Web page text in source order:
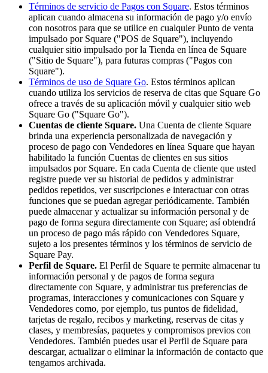
Clientes
Personal
Banca
Desarrollador
Todos los productos
Lo último
Novedades
Registro de funciones
Descubrir
Descripción general
Cambia a Square
Cafés
Servicio rápido
Servicio completo
Bares y cervecerías
Food trucks
Servicios de catering
Términos de servicio de Pagos con Square. Estos términos
aplican cuando almacena su información de pago y/o envío
con nosotros para que se utilice en cualquier Punto de venta
impulsado por Square ("POS de Square"), incluyendo
cualquier sitio impulsado por la Tienda en línea de Square
("Sitio de Square"), para futuras compras ("Pagos con
Square").
Términos de uso de Square Go. Estos términos aplican
cuando utiliza los servicios de reserva de citas que Square Go
ofrece a través de su aplicación móvil y cualquier sitio web
Square Go ("Square Go").
Cuentas de cliente Square. Una Cuenta de cliente Square
brinda una experiencia personalizada de navegación y
proceso de pago con Vendedores en línea Square que hayan
habilitado la función Cuentas de clientes en sus sitios
impulsados por Square. En cada Cuenta de cliente que usted
registre puede ver su historial de pedidos y administrar
pedidos repetidos, ver suscripciones e interactuar con otras
funciones que se puedan agregar periódicamente. También
puede almacenar y actualizar su información personal y de
pago de forma segura directamente con Square; así obtendrá
un proceso de pago más rápido con Vendedores Square,
sujeto a los presentes términos y los términos de servicio de
Square Pay.
Perfil de Square. El Perfil de Square te permite almacenar tu
información personal y de pagos de forma segura
directamente con Square, y administrar tus preferencias de
programas, interacciones y comunicaciones con Square y
Vendedores como, por ejemplo, tus puntos de fidelidad,
tarjetas de regalo, recibos y marketing, reservas de citas y
clases, y membresías, paquetes y compromisos previos con
Vendedores. También puedes usar el Perfil de Square para
descargar, actualizar o eliminar la información de contacto que
tengamos archivada.